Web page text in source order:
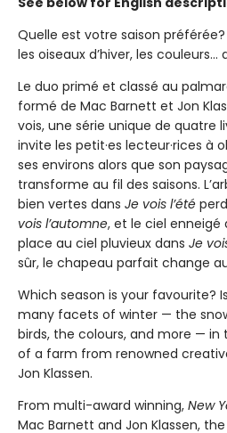
Quelle est votre saison
les oiseaux d’hiver, les couleurs...
Le duo primé et classé au
formé de Mac Barnett et Jon
vois, une série unique de quatre
invite les petit·es lecteur·rices à
ses environs alors que son
transforme au fil des saisons.
bien vertes dans Je vois l’été
vois l’automne, et le ciel enneigé
place au ciel pluvieux dans Je
sûr, le chapeau parfait change
Which season is your favourite?
many facets of winter — the
birds, the colours, and more —
of a farm from renowned
Jon Klassen.
From multi-award winning, New
Mac Barnett and Jon Klassen,